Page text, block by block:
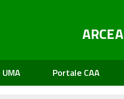
ARCEA
Portale CAA